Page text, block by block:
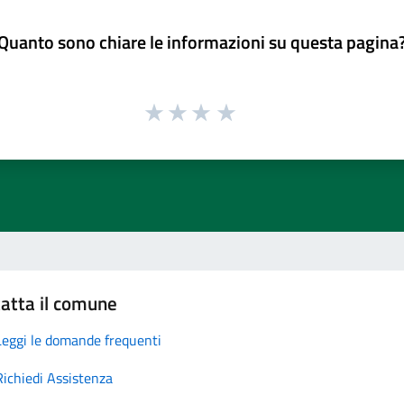
sono chiare le informazioni su questa
il comune
le domande frequenti
Assistenza